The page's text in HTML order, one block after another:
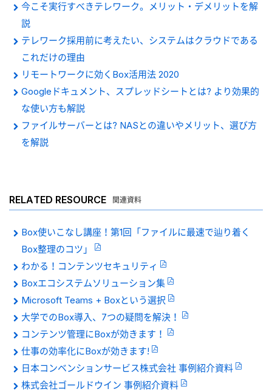
今こそ実行すべきテレワーク。メリット・デメリットを解
説
テレワーク採用前に考えたい、システムはクラウドである
これだけの理由
リモートワークに効くBox活用法 2020
Googleドキュメント、スプレッドシートとは? より効果的
な使い方も解説
ファイルサーバーとは? NASとの違いやメリット、選び方
を解説
RELATED RESOURCE 関連資料
Box使いこなし講座！第1回「ファイルに最速で辿り着く
Box整理のコツ」
わかる！コンテンツセキュリティ
Boxエコシステムソリューション集
Microsoft Teams + Boxという選択
大学でのBox導入、7つの疑問を解決！
コンテンツ管理にBoxが効きます！
仕事の効率化にBoxが効きます!
日本コンベンションサービス株式会社 事例紹介資料
株式会社ゴールドウイン 事例紹介資料